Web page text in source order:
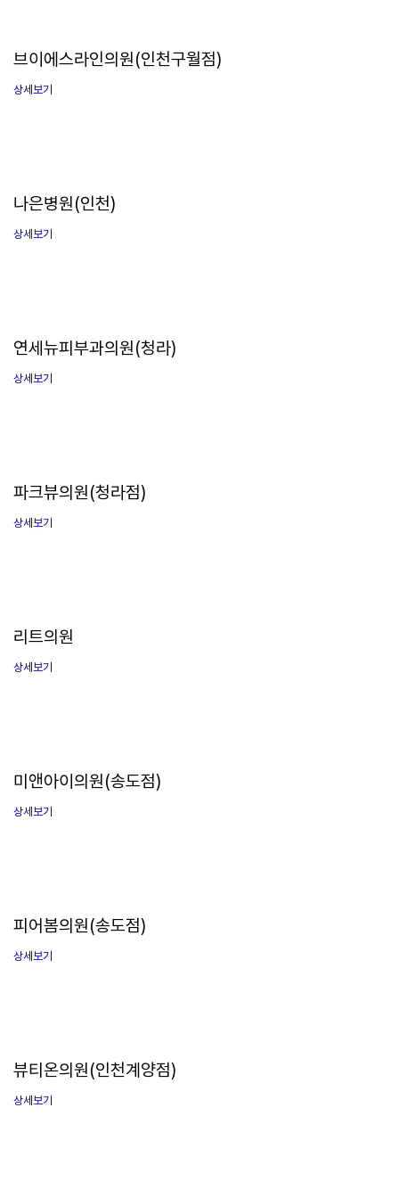
브이에스라인의원(인천구월점)
상세보기
나은병원(인천)
상세보기
연세뉴피부과의원(청라)
상세보기
파크뷰의원(청라점)
상세보기
리트의원
상세보기
미앤아이의원(송도점)
상세보기
피어봄의원(송도점)
상세보기
뷰티온의원(인천계양점)
상세보기